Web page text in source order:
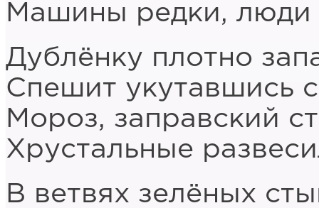
Машины редки, люди
Дублёнку плотно
Спешит укутавшись
Мороз, заправский
Хрустальные
В ветвях зелёных